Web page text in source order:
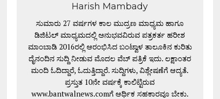
Harish Mambady
ಸುಮಾರು 27 ವರ್ಷಗಳ ಕಾಲ ಮುದ್ರಣ ಮಾಧ್ಯಮ ಹಾಗೂ
ಡಿಜಿಟಲ್ ಮಾಧ್ಯಮದಲ್ಲಿ ಅನುಭವವಿರುವ ಪತ್ರಕರ್ತ ಹರೀಶ
ಮಾಂಬಾಡಿ 2016ರಲ್ಲಿ ಆರಂಭಿಸಿದ ಬಂಟ್ವಾಳ ತಾಲೂಕಿನ ಕುರಿತು
ದೈನಂದಿನ ಸುದ್ದಿ ನೀಡುವ ಮೊದಲ ವೆಬ್ ಪತ್ರಿಕೆ ಇದು. ಲಕ್ಷಾಂತರ
ಮಂದಿ ಓದಿದ್ದಾರೆ, ಓದುತ್ತಿದ್ದಾರೆ. ಸುದ್ದಿಗಳು, ವಿಶ್ಲೇಷಣೆಗೆ ಆದ್ಯತೆ.
ಪ್ರಸ್ತುತ 10ನೇ ವರ್ಷಕ್ಕೆ ಕಾಲಿಟ್ಟಿರುವ
www.bantwalnews.comಗೆ ಆರ್ಥಿಕ ಸಹಕಾರವೂ ಬೇಕು.